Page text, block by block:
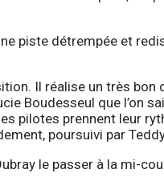
piste détrempée et
Il réalise un très
Boudesseul que l’on
pilotes prennent leur
poursuivi par
le passer à la mi-